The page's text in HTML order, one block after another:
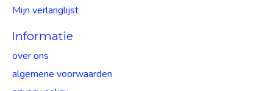
Mijn verlanglijst
Informatie
over ons
algemene voorwaarden